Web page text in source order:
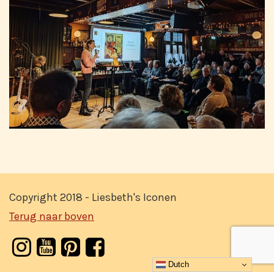
Copyright 2018 - Liesbeth's Iconen
Terug naar boven
Dutch